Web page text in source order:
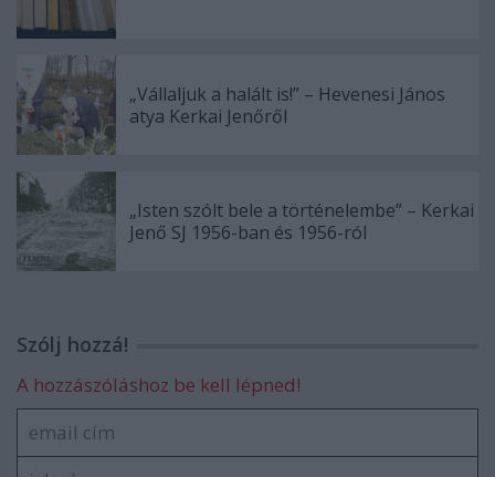
„Vállaljuk a halált is!” – Hevenesi János
atya Kerkai Jenőről
„Isten szólt bele a történelembe” – Kerkai
Jenő SJ 1956-ban és 1956-ról
Szólj hozzá!
A hozzászóláshoz be kell lépned!